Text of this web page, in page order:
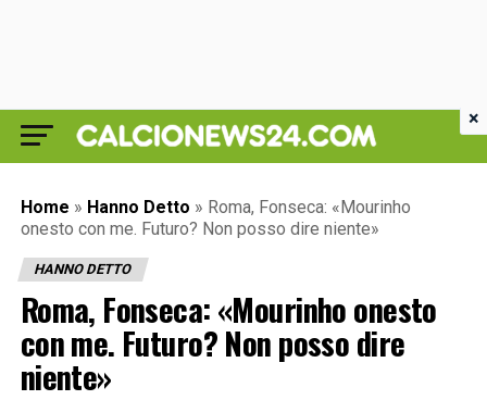
Home » Hanno Detto » Roma, Fonseca: «Mourinho
onesto con me. Futuro? Non posso dire niente»
HANNO DETTO
Roma, Fonseca: «Mourinho onesto
con me. Futuro? Non posso dire
niente»
×